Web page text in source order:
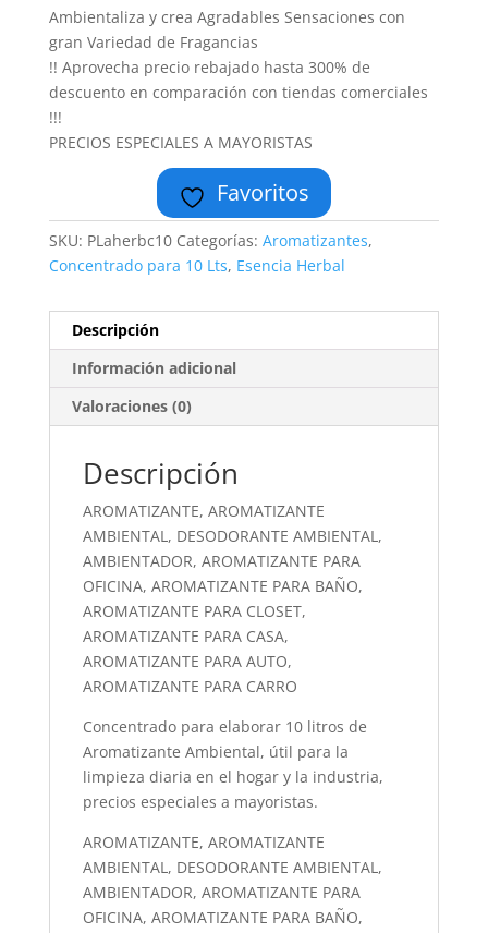
Ambientaliza y crea Agradables Sensaciones con
gran Variedad de Fragancias
!! Aprovecha precio rebajado hasta 300% de
descuento en comparación con tiendas comerciales
!!!
PRECIOS ESPECIALES A MAYORISTAS
Favoritos
SKU: PLaherbc10 Categorías: Aromatizantes,
Concentrado para 10 Lts, Esencia Herbal
Descripción
Información adicional
Valoraciones (0)
Descripción
AROMATIZANTE, AROMATIZANTE
AMBIENTAL, DESODORANTE AMBIENTAL,
AMBIENTADOR, AROMATIZANTE PARA
OFICINA, AROMATIZANTE PARA BAÑO,
AROMATIZANTE PARA CLOSET,
AROMATIZANTE PARA CASA,
AROMATIZANTE PARA AUTO,
AROMATIZANTE PARA CARRO
Concentrado para elaborar 10 litros de
Aromatizante Ambiental, útil para la
limpieza diaria en el hogar y la industria,
precios especiales a mayoristas.
AROMATIZANTE, AROMATIZANTE
AMBIENTAL, DESODORANTE AMBIENTAL,
AMBIENTADOR, AROMATIZANTE PARA
OFICINA, AROMATIZANTE PARA BAÑO,